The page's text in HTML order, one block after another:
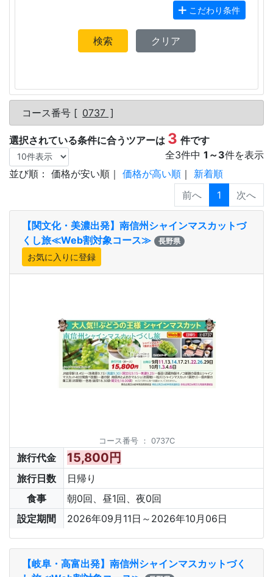
こだわり条件
検索 クリア
コース番号 [ 0737 ]
選択されている条件に合うツアーは 3 件です
全3件中 1 ～3件を表示
並び順： 価格が安い順 ｜ 価格が高い順 ｜ 新着順
1
【関文化・美濃出発】南信州シャインマスカットづ
くし旅≪Web割対象コース≫
長野県
コース番号 ： 0737C
旅行代金 15,800円
旅行日数
日帰り
食事
朝0回、昼1回、夜0回
設定期間
2026年09月11日～2026年10月06日
【岐阜・高富出発】南信州シャインマスカットづく